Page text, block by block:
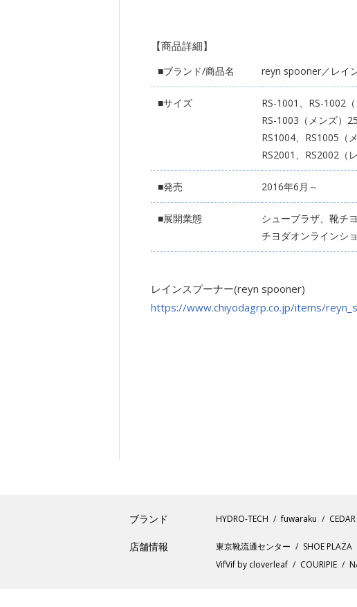
【商品詳細】
■ブランド/商品名 reyn spooner／レイ
■サイズ
RS-1001、RS-1002
RS-1003（メンズ）
RS1004、RS1005（
RS2001、RS2002（
■発売 2016年6月～
■展開業態
シュープラザ、靴チ
チヨダオンラインシ
レインスプーナー(reyn spooner)
https://www.chiyodagrp.co.jp/items/
ブランド HYDRO-TECH fuwaraku
店舗情報 東京靴流通センター SHOE PLAZA
VifVif by cloverleaf
COURIPIE